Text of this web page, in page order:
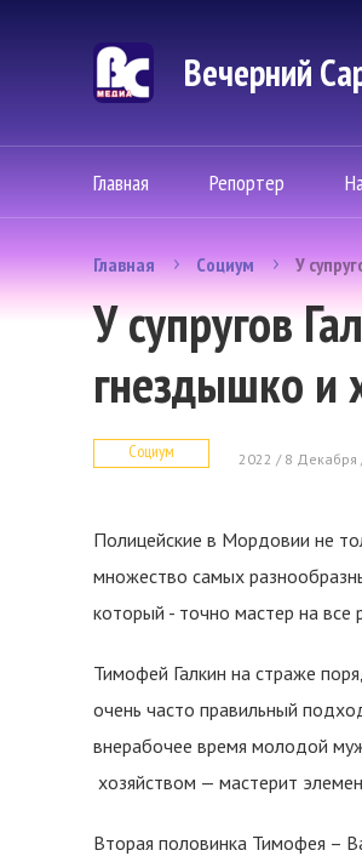
Вечерний
Главная Репортер
Главная Социум У
У супругов
гнездышко и
Социум 2022 / 8 Декабря
Полицейские в Мордовии не
множество самых
который - точно мастер на все
Тимофей Галкин на страже
очень часто правильный
внерабочее время молодой
хозяйством — мастерит
Вторая половинка Тимофея –